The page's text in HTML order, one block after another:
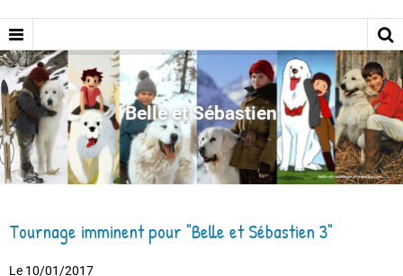
Belle et Sébastien
Tournage imminent pour "Belle et Sébastien 3"
Le 10/01/2017